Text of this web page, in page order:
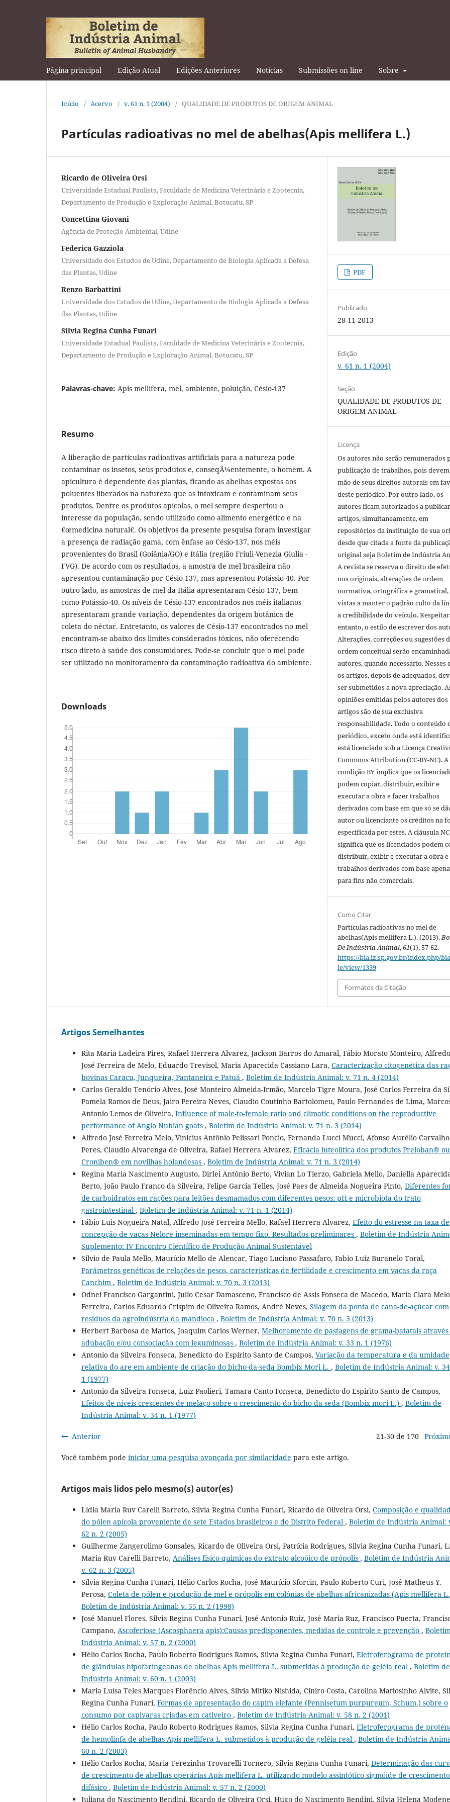
Página principal Edição Atual Edições Anteriores Notícias Submissões on line Sobre
Início / Acervo / v. 61 n. 1 (2004) / QUALIDADE DE PRODUTOS DE ORIGEM ANIMAL
Partículas radioativas no mel de abelhas(Apis mellifera L.)
Ricardo de Oliveira Orsi
Universidade Estadual Paulista, Faculdade de Medicina Veterinária e Zootecnia,
Departamento de Produção e Exploração Animal, Botucatu, SP
Concettina Giovani
Agência de Proteção Ambiental, Udine
Federica Gazziola
Universidade dos Estudos de Udine, Departamento de Biologia Aplicada a Defesa
das Plantas, Udine
Renzo Barbattini
Universidade dos Estudos de Udine, Departamento de Biologia Aplicada a Defesa
das Plantas, Udine
Silvia Regina Cunha Funari
Universidade Estadual Paulista, Faculdade de Medicina Veterinária e Zootecnia,
Departamento de Produção e Exploração Animal, Botucatu, SP
Palavras-chave: Apis mellifera, mel, ambiente, poluição, Césio-137
Resumo
A liberação de partículas radioativas artificiais para a natureza pode
contaminar os insetos, seus produtos e, conseqÃ¼entemente, o homem. A
apicultura é dependente das plantas, ficando as abelhas expostas aos
poluentes liberados na natureza que as intoxicam e contaminam seus
produtos. Dentre os produtos apícolas, o mel sempre despertou o
interesse da população, sendo utilizado como alimento energético e na
€œmedicina natural€. Os objetivos da presente pesquisa foram investigar
a presença de radiação gama, com ênfase ao Césio-137, nos méis
provenientes do Brasil (Goiânia/GO) e Itália (região Friuli-Venezia Giulia -
FVG). De acordo com os resultados, a amostra de mel brasileira não
apresentou contaminação por Césio-137, mas apresentou Potássio-40. Por
outro lado, as amostras de mel da Itália apresentaram Césio-137, bem
como Potássio-40. Os níveis de Césio-137 encontrados nos méis italianos
apresentaram grande variação, dependentes da origem botânica de
coleta do néctar. Entretanto, os valores de Césio-137 encontrados no mel
encontram-se abaixo dos limites considerados tóxicos, não oferecendo
risco direto à saúde dos consumidores. Pode-se concluir que o mel pode
ser utilizado no monitoramento da contaminação radioativa do ambiente.
Downloads
PDF
Publicado
28-11-2013
Edição
v. 61 n. 1 (2004)
Seção
QUALIDADE DE PRODUTOS DE
ORIGEM ANIMAL
Licença
Os autores não serão remunerados
publicação de trabalhos, pois
mão de seus direitos autorais em
deste periódico. Por outro lado, os
autores ficam autorizados a
artigos, simultaneamente, em
repositórios da instituição de sua
desde que citada a fonte da
original seja Boletim de Indústria
A revista se reserva o direito de
nos originais, alterações de ordem
normativa, ortográfica e gramatical,
vistas a manter o padrão culto da
a credibilidade do veículo.
entanto, o estilo de escrever dos
Alterações, correções ou sugestões
ordem conceitual serão
autores, quando necessário. Nesses
os artigos, depois de adequados,
ser submetidos a nova apreciação.
opiniões emitidas pelos autores dos
artigos são de sua exclusiva
responsabilidade. Todo o conteúdo
periódico, exceto onde está
está licenciado sob a Licença
Commons Attribution (CC-BY-NC). A
condição BY implica que os
podem copiar, distribuir, exibir e
executar a obra e fazer trabalhos
derivados com base em que só se
autor ou licenciante os créditos na
especificada por estes. A cláusula NC
significa que os licenciados podem
distribuir, exibir e executar a obra
trabalhos derivados com base
para fins não comerciais.
Como Citar
Partículas radioativas no mel de
abelhas(Apis mellifera L.). (2013).
De Indústria Animal,61(1), 57-62.
https://bia.iz.sp.gov.br/index.php/
le/view/1339
Formatos de Citação
Artigos Semelhantes
Rita Maria Ladeira Pires, Rafael Herrera Alvarez, Jackson Barros do Amaral, Fábio Morato Monteiro, Alfredo
José Ferreira de Melo, Eduardo Trevisol, Maria Aparecida Cassiano Lara, Caracterização citogenética das
bovinas Caracu, Junqueira, Pantaneira e Patuá , Boletim de Indústria Animal: v. 71 n. 4 (2014)
Carlos Geraldo Tenório Alves, José Monteiro Almeida-Irmão, Marcelo Tigre Moura, José Carlos Ferreira da
Pamela Ramos de Deus, Jairo Pereira Neves, Claudio Coutinho Bartolomeu, Paulo Fernandes de Lima,
Antonio Lemos de Oliveira, Influence of male-to-female ratio and climatic conditions on the reproductive
performance of Anglo Nubian goats , Boletim de Indústria Animal: v. 71 n. 3 (2014)
Alfredo José Ferreira Melo, Vinicius Antônio Pelissari Poncio, Fernanda Lucci Mucci, Afonso Aurélio Carvalho
Peres, Claudio Alvarenga de Oliveira, Rafael Herrera Alvarez, Eficácia luteolítica dos produtos Preloban® ou
Croniben® em novilhas holandesas , Boletim de Indústria Animal: v. 71 n. 3 (2014)
Regina Maria Nascimento Augusto, Dirlei Antônio Berto, Vivian Lo Tierzo, Gabriela Mello, Daniella
Berto, João Paulo Franco da Silveira, Felipe Garcia Telles, José Paes de Almeida Nogueira Pinto, Diferentes
de carboidratos em rações para leitões desmamados com diferentes pesos: pH e microbiota do trato
gastrointestinal , Boletim de Indústria Animal: v. 71 n. 1 (2014)
Fábio Luis Nogueira Natal, Alfredo José Ferreira Mello, Rafael Herrera Alvarez, Efeito do estresse na taxa de
concepção de vacas Nelore inseminadas em tempo fixo. Resultados preliminares , Boletim de Indústria
Suplemento: IV Encontro Científico de Produção Animal Sustentável
Silvio de Paula Mello, Maurício Mello de Alencar, Tiago Luciano Passafaro, Fabio Luiz Buranelo Toral,
Parâmetros genéticos de relações de pesos, características de fertilidade e crescimento em vacas da raça
Canchim , Boletim de Indústria Animal: v. 70 n. 3 (2013)
Odnei Francisco Gargantini, Julio Cesar Damasceno, Francisco de Assis Fonseca de Macedo, Maria Clara Melo
Ferreira, Carlos Eduardo Crispim de Oliveira Ramos, André Neves, Silagem da ponta de cana-de-açúcar com
resíduos da agroindústria da mandioca , Boletim de Indústria Animal: v. 70 n. 3 (2013)
Herbert Barbosa de Mattos, Joaquim Carlos Werner, Melhoramento de pastagens de grama-batatais através
adubação e/ou consociação com leguminosas , Boletim de Indústria Animal: v. 33 n. 1 (1976)
Antonio da Silveira Fonseca, Benedicto do Espírito Santo de Campos, Variação da temperatura e da umidade
relativa do are em ambiente de criação do bicho-da-seda Bombix Mori L. , Boletim de Indústria Animal: v.
1 (1977)
Antonio da Silveira Fonseca, Luiz Paolieri, Tamara Canto Fonseca, Benedicto do Espirito Santo de Campos,
Efeitos de níveis crescentes de melaço sobre o crescimento do bicho-da-seda (Bombix mori L.) , Boletim de
Indústria Animal: v. 34 n. 1 (1977)
Anterior 21-30 de 170
Você também pode iniciar uma pesquisa avançada por similaridade para este artigo.
Artigos mais lidos pelo mesmo(s) autor(es)
Lídia Maria Ruv Carelli Barreto, Sílvia Regina Cunha Funari, Ricardo de Oliveira Orsi, Composição e
do pólen apícola proveniente de sete Estados brasileiros e do Distrito Federal , Boletim de Indústria Animal:
62 n. 2 (2005)
Guilherme Zangerolimo Gonsales, Ricardo de Oliveira Orsi, Patrícia Rodrigues, Silvia Regina Cunha Funari,
Maria Ruv Carelli Barreto, Análises físico-quimicas do extrato alcoóico de própolis , Boletim de Indústria
v. 62 n. 3 (2005)
Sílvia Regina Cunha Funari, Hélio Carlos Rocha, José Maurício Sforcin, Paulo Roberto Curi, José Matheus Y.
Perosa, Coleta de pólen e produção de mel e própolis em colônias de abelhas africanizadas (Apis mellifera
Boletim de Indústria Animal: v. 55 n. 2 (1998)
José Manuel Flores, Silvia Regina Cunha Funari, José Antonio Ruiz, José Maria Ruz, Francisco Puerta,
Campano, Ascoferiose (Ascosphaera apis):Causas predisponentes, medidas de controle e prevenção ,
Indústria Animal: v. 57 n. 2 (2000)
Hélio Carlos Rocha, Paulo Roberto Rodrigues Ramos, Silvia Regina Cunha Funari, Eletroferograma de
de glândulas hipofaringeanas de abelhas Apis mellifera L. submetidas à produção de geléia real , Boletim de
Indústria Animal: v. 60 n. 1 (2003)
Maria Luísa Teles Marques Florêncio Alves, Silvia Mitiko Nishida, Ciniro Costa, Carolina Mattosinho Alvite,
Regina Cunha Funari, Formas de apresentação do capim elefante (Pennisetum purpureum, Schum.) sobre o
consumo por capivaras criadas em cativeiro , Boletim de Indústria Animal: v. 58 n. 2 (2001)
Hélio Carlos Rocha, Paulo Roberto Rodrigues Ramos, Silvia Regina Cunha Funari, Eletroferograma de
de hemolinfa de abelhas Apis mellifera L. submetidos à produção de geléia real , Boletim de Indústria
60 n. 2 (2003)
Hélio Carlos Rocha, Maria Terezinha Trovarelli Tornero, Silvia Regina Cunha Funari, Determinação das
de crescimento de abelhas operárias Apis mellifera L. utilizando modelo assintótico sigmóide de crescimento
difásico , Boletim de Indústria Animal: v. 57 n. 2 (2000)
Juliana do Nascimento Bendini, Ricardo de Oliveira Orsi, Hugo do Nascimento Bendini, Silvia Helena